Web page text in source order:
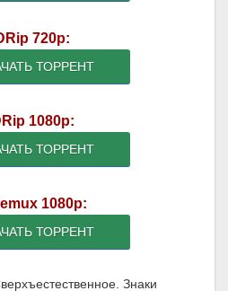
720p:
ТОРРЕНТ
1080p:
ТОРРЕНТ
1080p:
ТОРРЕНТ
Знаки